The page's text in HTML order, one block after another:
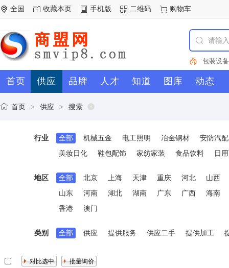
全国 收藏本页 手机版 二维码 购物车
包装设备
冶金钢材
机械
器
包
轴
盗器
电
床
型材
械五金
首页 供应 品牌 人才 知道 图库 动态
首页 > 供应 > 搜索
行业 全部 机械五金 电工照明 冶金钢材
安防汽配
美妆日化
鞋包配饰 家纺家装 食品饮料 日
地区 全部 北京 上海 天津 重庆 河北
山西
山东
河南 湖北 湖南 广东 广西
海南
香港
澳门
类别 全部 供应 提供服务 供应二手 提供加工